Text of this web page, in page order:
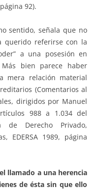
92).
sentido, señala que no
querido referirse con la
a una posesión en
bien parece haber
mera relación material
(Comentarios al
dirigidos por Manuel
988 a 1.034 del
de Derecho Privado,
EDERSA 1989, página
el llamado a una herencia
de ésta sin que ello